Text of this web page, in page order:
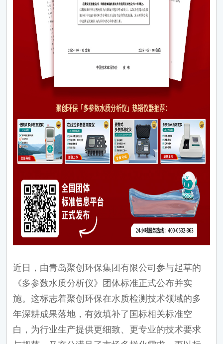
近日，由青岛聚创环保集团有限公司参与起草的
《多参数水质分析仪》团体标准正式公布并实
施。这标志着聚创环保在水质检测技术领域的多
年深耕成果落地，有效填补了国标相关标准空
白，为行业生产提供更细致、更专业的技术要求